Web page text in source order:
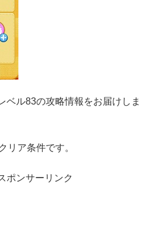
ベル83の攻略情報をお届けしま
リア条件です。
ポンサーリンク